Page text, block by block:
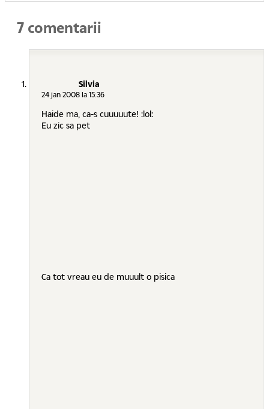
7 comentarii
Silvia
24 jan 2008 la 15:36
Haide ma, ca-s cuuuuute! :lol:
Eu zic sa pet
Ca tot vreau eu de muuult o pisica